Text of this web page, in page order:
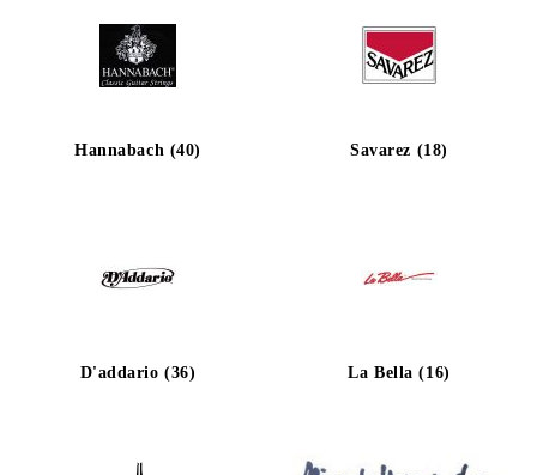
Hannabach (40) Savarez (18)
D'addario (36) La Bella (16)